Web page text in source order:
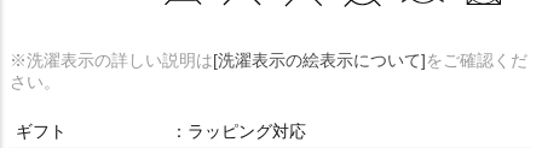
※洗濯表示の詳しい説明は[洗濯表示の絵表示について]をご確認くだ
さい。
ギフト
：ラッピング対応